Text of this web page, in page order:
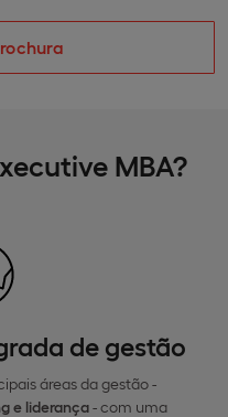
MBA?
de gestão
áreas da gestão -
e liderança- com uma